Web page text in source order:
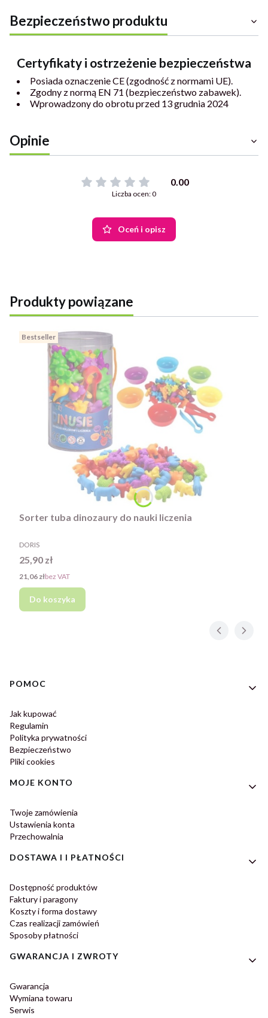
Bezpieczeństwo produktu
Certyfikaty i ostrzeżenie bezpieczeństwa
Posiada oznaczenie CE (zgodność z normami UE).
Zgodny z normą EN 71 (bezpieczeństwo zabawek).
Wprowadzony do obrotu przed 13 grudnia 2024
Opinie
0.00
Liczba ocen: 0
Oceń i opisz
Produkty powiązane
Bestseller
Sorter tuba dinozaury do nauki liczenia
PRODUCENT
DORIS
Cena
25,90 zł
Cena
21,06 złbez VAT
Do koszyka
Linki w stopce
POMOC
Jak kupować
Regulamin
Polityka prywatności
Bezpieczeństwo
Pliki cookies
MOJE KONTO
Twoje zamówienia
Ustawienia konta
Przechowalnia
DOSTAWA I I PŁATNOŚCI
Dostępność produktów
Faktury i paragony
Koszty i forma dostawy
Czas realizacji zamówień
Sposoby płatności
GWARANCJA I ZWROTY
Gwarancja
Wymiana towaru
Serwis